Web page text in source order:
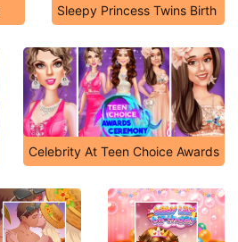
Sleepy Princess Twins Birth
Celebrity At Teen Choice Awards